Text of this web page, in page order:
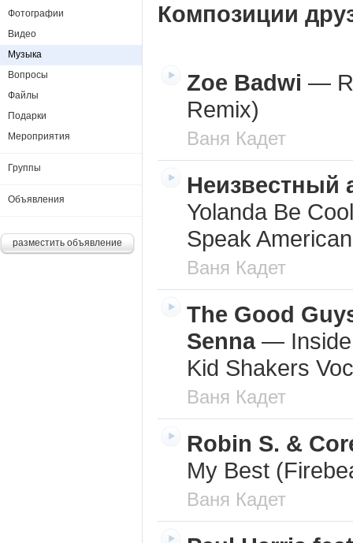
Композиции
Zoe Badwi —
Remix)
Ваня Кадет
Неизвестный
Yolanda Be
Speak
Ваня Кадет
The Good
Senna—
Kid Shakers
Ваня Кадет
Robin S. &
My Best
Ваня Кадет
Фотографии
Видео
Музыка
Вопросы
Файлы
Подарки
Мероприятия
Группы
Объявления
разместить объявление